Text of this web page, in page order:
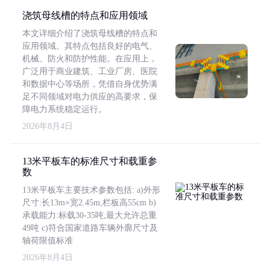
浇筑母线槽的特点和应用领域
本文详细介绍了浇筑母线槽的特点和
应用领域。其特点包括良好的电气、
机械、防火和防护性能。在应用上，
广泛用于商业建筑、工业厂房、医院
和数据中心等场所，凭借自身优势满
足不同领域对电力供应的高要求，保
障电力系统稳定运行。
2026年8月4日
13米平板车的标准尺寸和载重参
数
13米平板车主要技术参数包括: a)外形
尺寸:长13m×宽2.45m,栏板高55cm b)
承载能力:标载30-35吨,最大允许总重
49吨 c)符合国家道路车辆外廓尺寸及
轴荷限值标准
2026年8月4日